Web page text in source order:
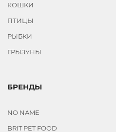
КОШКИ
ПТИЦЫ
РЫБКИ
ГРЫЗУНЫ
БРЕНДЫ
NO NAME
BRIT PET FOOD